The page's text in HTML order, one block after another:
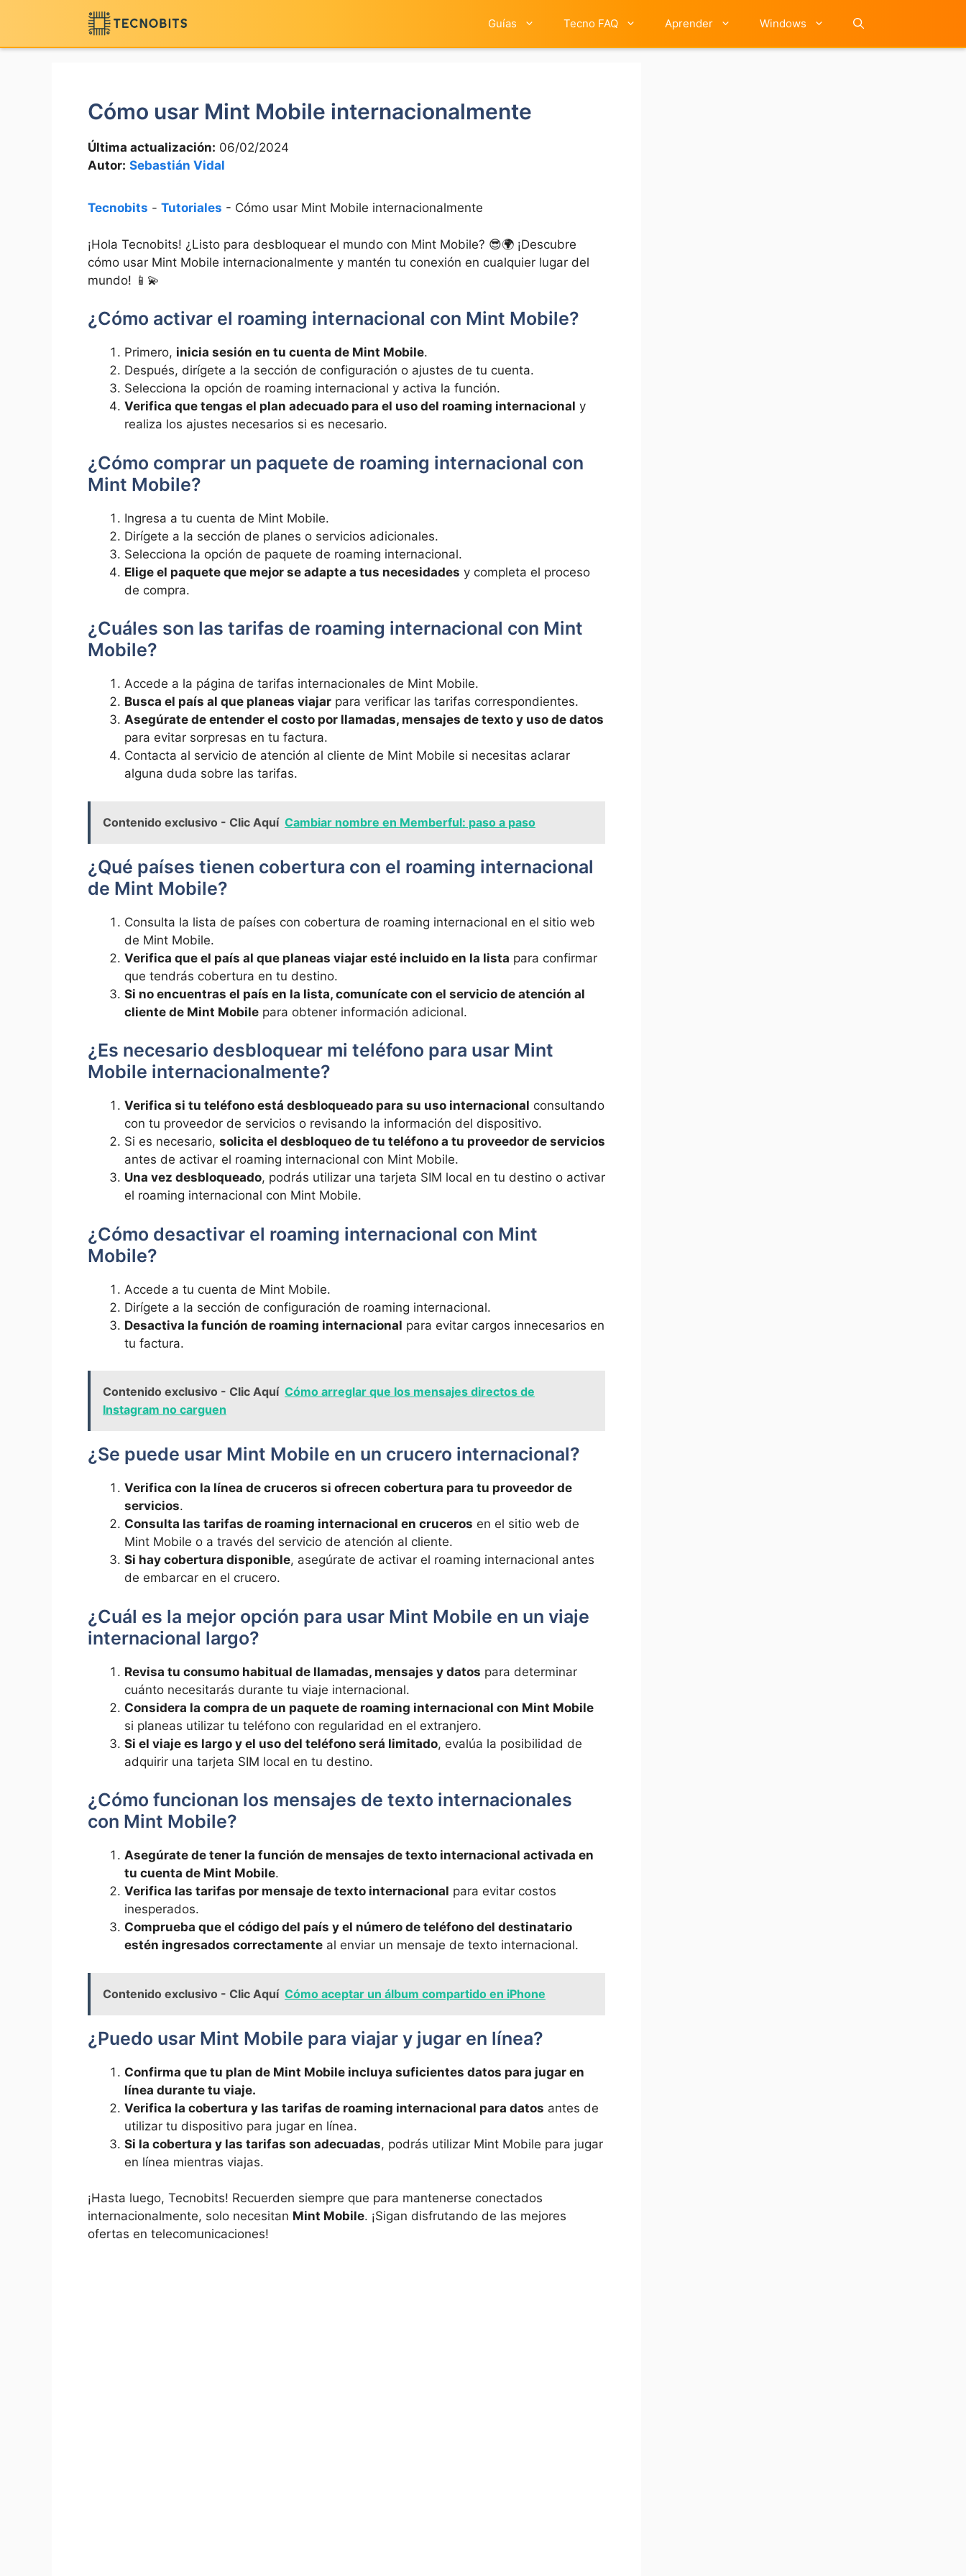
contenido
Guías Tecno FAQ Aprender Windows
Cómo usar Mint Mobile internacionalmente
Última actualización: 06/02/2024
Autor: Sebastián Vidal
Tecnobits - Tutoriales - Cómo usar Mint Mobile internacionalmente
¡Hola Tecnobits! ¿Listo para desbloquear el​ mundo ​con Mint Mobile? 😎🌍 ⁣¡Descubre
cómo usar Mint ​Mobile internacionalmente y mantén tu conexión en cualquier lugar del
mundo! 📱💫
¿Cómo activar el roaming internacional con Mint Mobile?
Primero, inicia ​sesión ‌en tu cuenta de Mint Mobile.
Después, dirígete a ⁢la⁢ sección de configuración ‍o ajustes de tu ⁢cuenta.
Selecciona la opción de roaming internacional ​y activa la función.
Verifica ‌que​ tengas el plan adecuado para el uso del roaming ‌internacional y
realiza los ajustes necesarios si es necesario.
¿Cómo comprar un paquete de‌ roaming internacional con
Mint‍ Mobile?
Ingresa‍ a tu ​cuenta⁣ de Mint Mobile.
Dirígete​ a la sección​ de ⁣planes‍ o servicios adicionales.
Selecciona la opción de paquete de⁣ roaming internacional.
Elige el paquete que mejor‌ se adapte a tus necesidades ‌ y ⁣completa el proceso‍
de compra.
¿Cuáles son las⁤ tarifas ‍de roaming internacional con Mint
Mobile?
Accede a ⁢la ⁣página de tarifas internacionales de⁤ Mint Mobile.​
Busca⁢ el‌ país ⁤al⁤ que ‍planeas viajar para verificar ⁢las ​tarifas correspondientes.
Asegúrate de entender el costo por ⁢llamadas, mensajes de texto ⁢y uso de datos
para evitar sorpresas en tu factura.
Contacta al servicio de atención al cliente de ​Mint Mobile si ⁣necesitas aclarar⁢
alguna duda sobre las tarifas.
Contenido exclusivo - Clic Aquí Cambiar nombre en Memberful: paso a paso
¿Qué países tienen cobertura‌ con el roaming internacional
de Mint Mobile?
Consulta la⁣ lista de países ​con cobertura de roaming internacional en el ‍sitio web
de Mint⁤ Mobile.
Verifica que⁤ el país al que planeas viajar‍ esté incluido en la lista para confirmar
que⁢ tendrás cobertura en tu⁣ destino.
Si no encuentras el país en⁤ la lista, comunícate con el​ servicio de atención al
cliente de Mint Mobile para ⁢obtener información adicional.
¿Es‍ necesario desbloquear mi teléfono para usar​ Mint‍
Mobile‍ internacionalmente?
Verifica si tu teléfono está desbloqueado para su uso⁤ internacional consultando
con ‍tu⁣ proveedor de servicios ‍o revisando la⁢ información ⁢del dispositivo.
Si es ‍necesario, solicita el ‍desbloqueo‍ de tu teléfono a tu proveedor de ‌servicios
antes de activar el roaming ​internacional con‍ Mint⁢ Mobile.
Una vez desbloqueado, podrás utilizar una‌ tarjeta‌ SIM‌ local en tu destino o activar
el ⁤roaming‍ internacional con⁢ Mint Mobile.
¿Cómo desactivar el roaming​ internacional con Mint​
Mobile?
Accede a ​tu cuenta de Mint Mobile.
Dirígete a la ‍sección de configuración de roaming internacional. ​
Desactiva la ⁤función de roaming internacional ⁤para ⁢evitar ‌cargos innecesarios en
tu factura.
Contenido exclusivo - Clic Aquí Cómo arreglar que los mensajes directos de
Instagram no carguen
¿Se puede usar Mint Mobile en un crucero internacional?
Verifica ⁣con la línea⁣ de cruceros si ofrecen cobertura para ⁤tu‍ proveedor de⁤
servicios.
Consulta las tarifas de roaming internacional en⁣ cruceros en el sitio⁢ web de
Mint Mobile⁤ o a‍ través ‍del servicio de ⁣atención al cliente.
Si hay cobertura‍ disponible, asegúrate de activar ​el roaming internacional‍ antes
de ⁢embarcar en el crucero.
¿Cuál ⁤es la ⁣mejor ⁢opción para usar Mint Mobile en un viaje
internacional‌ largo?
Revisa tu consumo habitual de llamadas, ‌mensajes y datos para‍ determinar
cuánto necesitarás durante ​tu viaje internacional.
Considera la compra de un paquete de roaming ⁣internacional con Mint Mobile
si ⁣planeas utilizar ⁣tu teléfono con​ regularidad en ⁤el extranjero.
Si el viaje es largo ⁤y ‍el uso del teléfono será limitado, evalúa ‌la posibilidad de
adquirir una tarjeta SIM ‍local en tu destino.⁢
¿Cómo funcionan⁤ los mensajes de texto internacionales
con Mint Mobile?
Asegúrate de tener la función⁣ de mensajes de texto internacional activada en
tu cuenta de Mint Mobile.
Verifica las tarifas por mensaje⁣ de texto internacional ‌para evitar costos⁤
inesperados.
Comprueba que⁤ el código del país y el número de teléfono del‌ destinatario
estén ⁣ingresados correctamente al enviar un mensaje de texto internacional.
Contenido exclusivo - Clic Aquí Cómo aceptar un álbum compartido en iPhone
¿Puedo usar Mint Mobile para viajar y jugar en línea?
Confirma ‍que ⁤tu plan de Mint Mobile incluya suficientes datos para jugar en
línea ⁤durante ‌tu viaje.
Verifica la ‍cobertura‌ y las tarifas de roaming ⁤internacional para datos antes⁤ de
utilizar ⁤tu dispositivo para jugar en línea.
Si la cobertura y las⁢ tarifas‌ son adecuadas, ​podrás utilizar Mint ⁢Mobile para jugar⁤
en⁣ línea mientras​ viajas.⁤
¡Hasta luego,​ Tecnobits! Recuerden siempre que para‌ mantenerse conectados
internacionalmente,​ solo necesitan Mint Mobile. ¡Sigan disfrutando de⁤ las mejores⁤
ofertas en telecomunicaciones!